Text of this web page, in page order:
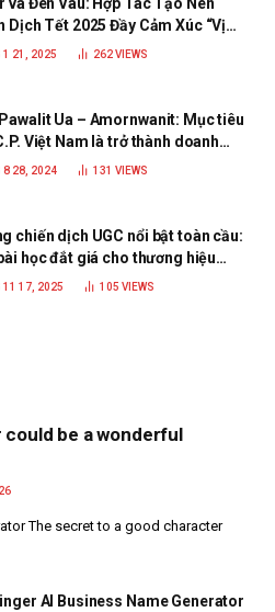
Dịch Tết 2025 Đầy Cảm Xúc “Vị
1 21, 2025 262VIEWS
Pawalit Ua – Amornwanit: Mục tiêu
Việt Nam là trở thành doanh
xanh, phát triển bền vững
8 28, 2024 131 VIEWS
chiến dịch UGC nổi bật toàn cầu:
học đắt giá cho thương hiệu
11 17, 2025 105 VIEWS
could be a wonderful
The secret to a good character
AI Business Name Generator